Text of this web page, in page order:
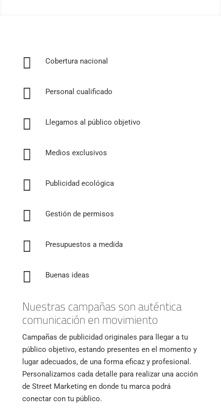
 Cobertura nacional
 Personal cualificado
 Llegamos al público objetivo
 Medios exclusivos
 Publicidad ecológica
 Gestión de permisos
 Presupuestos a medida
 Buenas ideas
Nuestras campañas son auténtica
comunicación en movimiento
Campañas de publicidad originales para llegar a tu
público objetivo, estando presentes en el momento y
lugar adecuados, de una forma eficaz y profesional.
Personalizamos cada detalle para realizar una acción
de Street Marketing en donde tu marca podrá
conectar con tu público.